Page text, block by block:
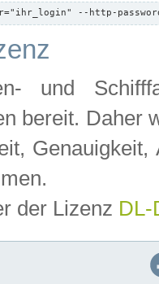
--http-
und
bereit. Daher
der Lizenz